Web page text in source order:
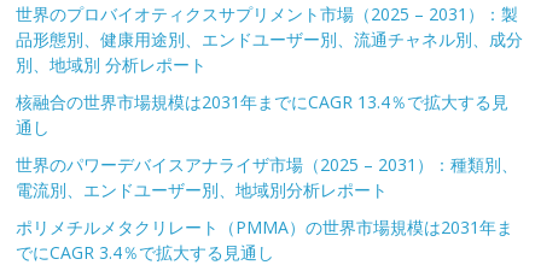
世界のプロバイオティクスサプリメント市場（2025 – 2031）：製
品形態別、健康用途別、エンドユーザー別、流通チャネル別、成分
別、地域別 分析レポート
核融合の世界市場規模は2031年までにCAGR 13.4％で拡大する見
通し
世界のパワーデバイスアナライザ市場（2025 – 2031）：種類別、
電流別、エンドユーザー別、地域別分析レポート
ポリメチルメタクリレート（PMMA）の世界市場規模は2031年ま
でにCAGR 3.4％で拡大する見通し